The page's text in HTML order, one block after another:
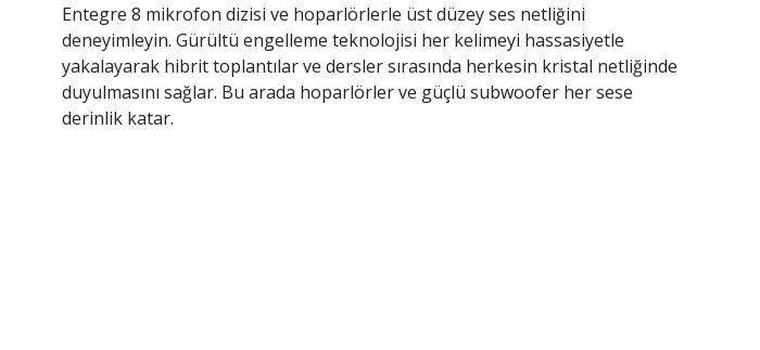
Entegre 8 mikrofon dizisi ve hoparlörlerle üst düzey ses netliğini
deneyimleyin. Gürültü engelleme teknolojisi her kelimeyi hassasiyetle
yakalayarak hibrit toplantılar ve dersler sırasında herkesin kristal netliğinde
duyulmasını sağlar. Bu arada hoparlörler ve güçlü subwoofer her sese
derinlik katar.